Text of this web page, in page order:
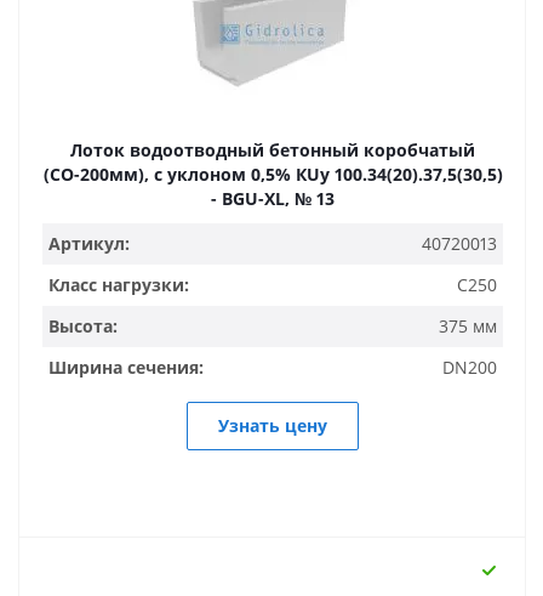
Лоток водоотводный бетонный коробчатый
(СО-200мм), с уклоном 0,5% КUу 100.34(20).37,5(30,5)
- BGU-XL, № 13
Артикул:
40720013
Класс нагрузки:
C250
Высота:
375 мм
Ширина сечения:
DN200
Узнать цену